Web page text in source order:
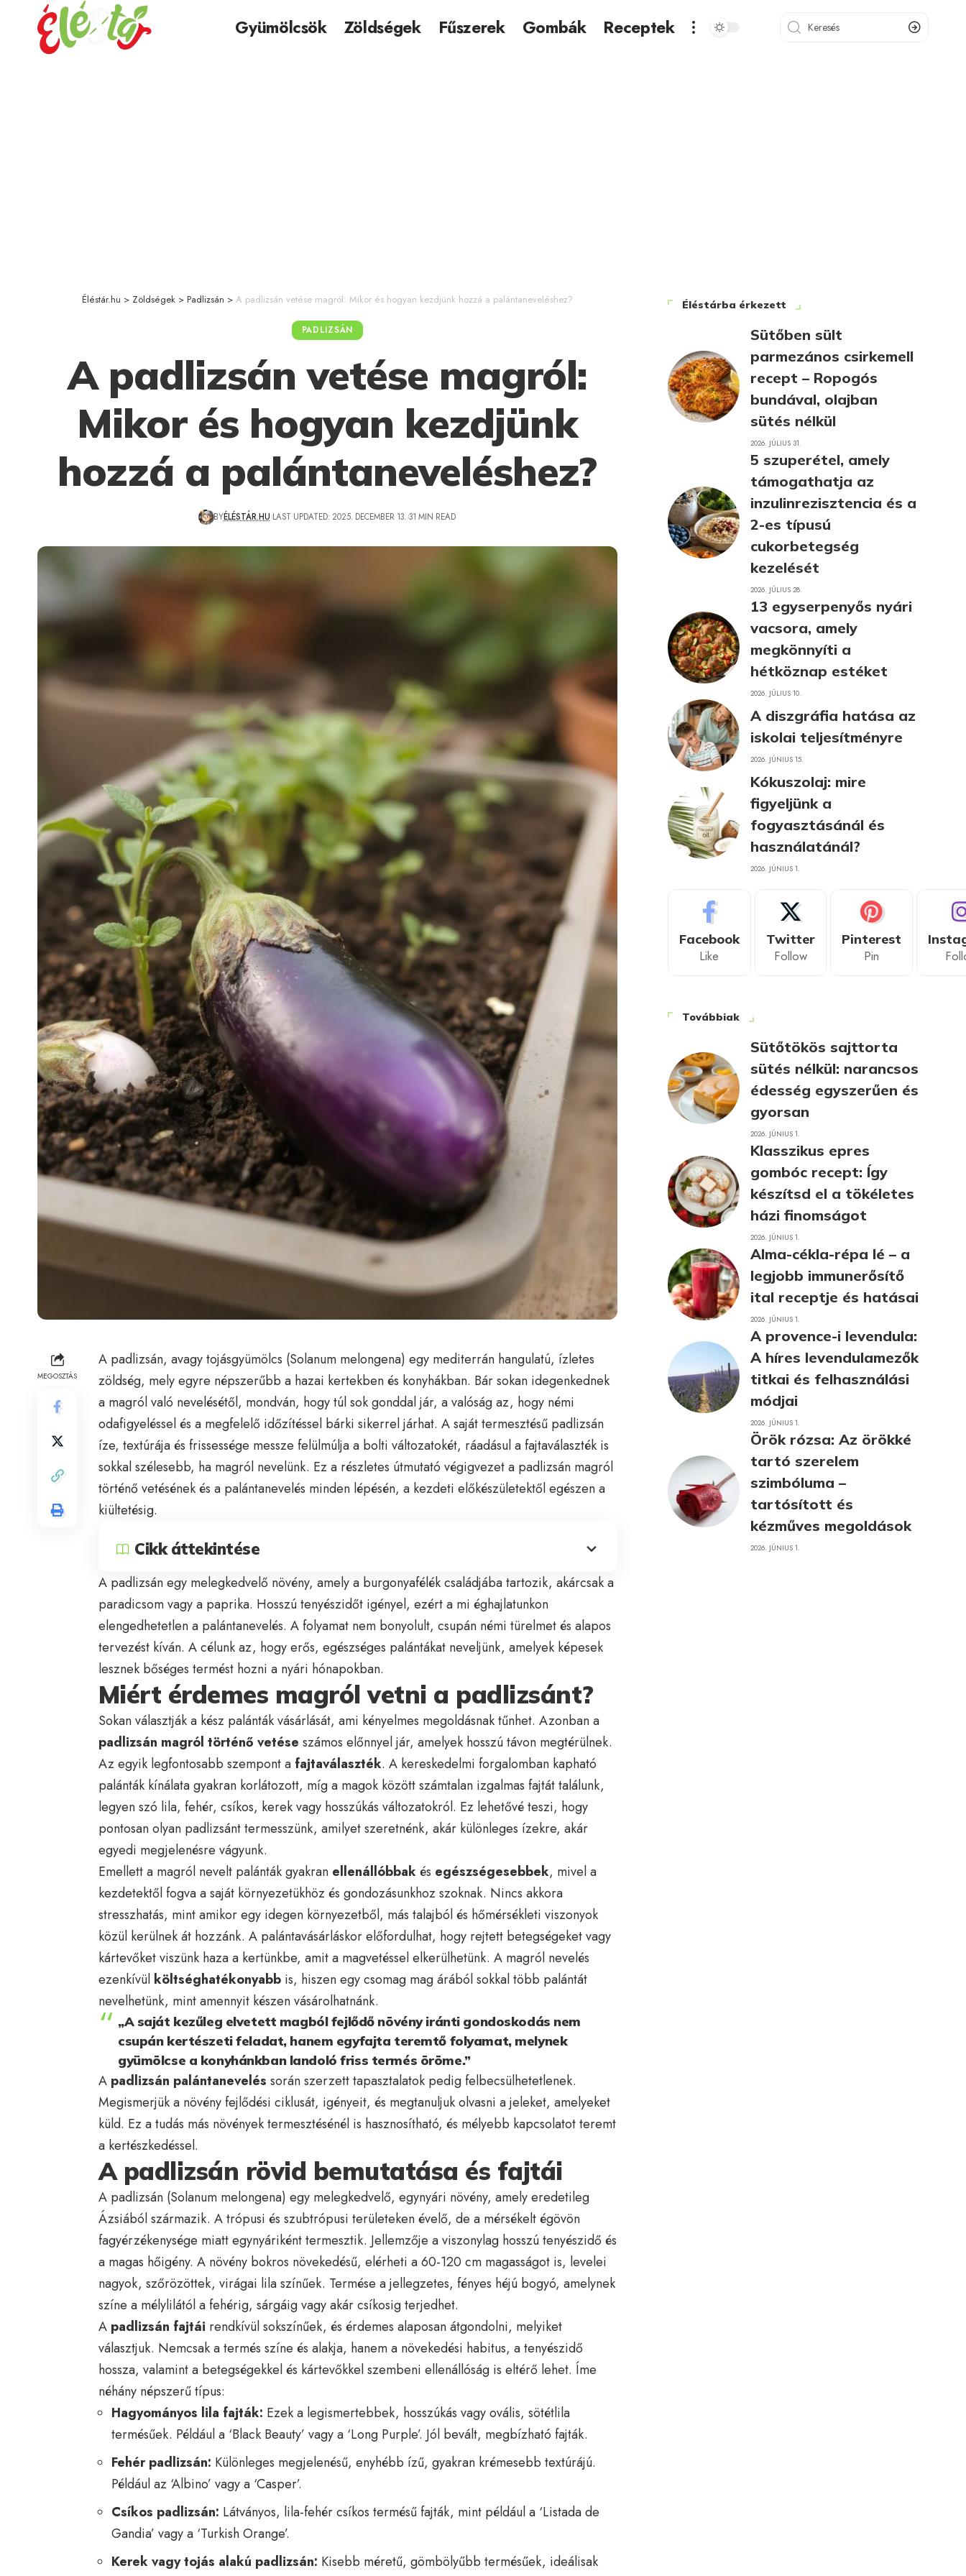
Gyümölcsök Zöldségek Fűszerek Gombák Receptek
Éléstár.hu > Zöldségek> Padlizsán > A padlizsán vetése magról: Mikor és hogyan kezdjünk hozzá a palántaneveléshez?
PADLIZSÁN
A padlizsán vetése magról:
Mikor és hogyan kezdjünk
hozzá a palántaneveléshez?
BYÉLÉSTÁR.HU LAST UPDATED: 2025. DECEMBER 13. 31 MIN READ
MEGOSZTÁS
A padlizsán, avagy tojásgyümölcs (Solanum melongena) egy mediterrán hangulatú, ízletes
zöldség, mely egyre népszerűbb a hazai kertekben és konyhákban. Bár sokan idegenkednek
a magról való nevelésétől, mondván, hogy túl sok gonddal jár, a valóság az, hogy némi
odafigyeléssel és a megfelelő időzítéssel bárki sikerrel járhat. A saját termesztésű padlizsán
íze, textúrája és frissessége messze felülmúlja a bolti változatokét, ráadásul a fajtaválaszték is
sokkal szélesebb, ha magról nevelünk. Ez a részletes útmutató végigvezet a padlizsán magról
történő vetésének és a palántanevelés minden lépésén, a kezdeti előkészületektől egészen a
kiültetésig.
Cikk áttekintése
A padlizsán egy melegkedvelő növény, amely a burgonyafélék családjába tartozik, akárcsak a
paradicsom vagy a paprika. Hosszú tenyészidőt igényel, ezért a mi éghajlatunkon
elengedhetetlen a palántanevelés. A folyamat nem bonyolult, csupán némi türelmet és alapos
tervezést kíván. A célunk az, hogy erős, egészséges palántákat neveljünk, amelyek képesek
lesznek bőséges termést hozni a nyári hónapokban.
Miért érdemes magról vetni a padlizsánt?
Sokan választják a kész palánták vásárlását, ami kényelmes megoldásnak tűnhet. Azonban a
padlizsán magról történő vetése számos előnnyel jár, amelyek hosszú távon megtérülnek.
Az egyik legfontosabb szempont a fajtaválaszték. A kereskedelmi forgalomban kapható
palánták kínálata gyakran korlátozott, míg a magok között számtalan izgalmas fajtát találunk,
legyen szó lila, fehér, csíkos, kerek vagy hosszúkás változatokról. Ez lehetővé teszi, hogy
pontosan olyan padlizsánt termesszünk, amilyet szeretnénk, akár különleges ízekre, akár
egyedi megjelenésre vágyunk.
Emellett a magról nevelt palánták gyakran ellenállóbbakés egészségesebbek, mivel a
kezdetektől fogva a saját környezetükhöz és gondozásunkhoz szoknak. Nincs akkora
stresszhatás, mint amikor egy idegen környezetből, más talajból és hőmérsékleti viszonyok
közül kerülnek át hozzánk. A palántavásárláskor előfordulhat, hogy rejtett betegségeket vagy
kártevőket viszünk haza a kertünkbe, amit a magvetéssel elkerülhetünk. A magról nevelés
ezenkívül költséghatékonyabb is, hiszen egy csomag mag árából sokkal több palántát
nevelhetünk, mint amennyit készen vásárolhatnánk.
„A saját kezűleg elvetett magból fejlődő növény iránti gondoskodás nem
csupán kertészeti feladat, hanem egyfajta teremtő folyamat, melynek
gyümölcse a konyhánkban landoló friss termés öröme.”
A padlizsán palántanevelés során szerzett tapasztalatok pedig felbecsülhetetlenek.
Megismerjük a növény fejlődési ciklusát, igényeit, és megtanuljuk olvasni a jeleket, amelyeket
küld. Ez a tudás más növények termesztésénél is hasznosítható, és mélyebb kapcsolatot teremt
a kertészkedéssel.
A padlizsán rövid bemutatása és fajtái
A padlizsán (Solanum melongena) egy melegkedvelő, egynyári növény, amely eredetileg
Ázsiából származik. A trópusi és szubtrópusi területeken évelő, de a mérsékelt égövön
fagyérzékenysége miatt egynyáriként termesztik. Jellemzője a viszonylag hosszú tenyészidő és
a magas hőigény. A növény bokros növekedésű, elérheti a 60-120 cm magasságot is, levelei
nagyok, szőrözöttek, virágai lila színűek. Termése a jellegzetes, fényes héjú bogyó, amelynek
színe a mélylilától a fehérig, sárgáig vagy akár csíkosig terjedhet.
A padlizsán fajtái rendkívül sokszínűek, és érdemes alaposan átgondolni, melyiket
választjuk. Nemcsak a termés színe és alakja, hanem a növekedési habitus, a tenyészidő
hossza, valamint a betegségekkel és kártevőkkel szembeni ellenállóság is eltérő lehet. Íme
néhány népszerű típus:
Hagyományos lila fajták: Ezek a legismertebbek, hosszúkás vagy ovális, sötétlila
termésűek. Például a ‘Black Beauty’ vagy a ‘Long Purple’. Jól bevált, megbízható fajták.
Fehér padlizsán: Különleges megjelenésű, enyhébb ízű, gyakran krémesebb textúrájú.
Például az ‘Albino’ vagy a ‘Casper’.
Csíkos padlizsán: Látványos, lila-fehér csíkos termésű fajták, mint például a ‘Listada de
Gandia’ vagy a ‘Turkish Orange’.
Kerek vagy tojás alakú padlizsán: Kisebb méretű, gömbölyűbb termésűek, ideálisak
Éléstárba érkezett
Sütőben sült
parmezános csirkemell
recept – Ropogós
bundával, olajban
sütés nélkül
2026. JÚLIUS 31.
5 szuperétel, amely
támogathatja az
inzulinrezisztencia és a
2-es típusú
cukorbetegség
kezelését
2026. JÚLIUS 28.
13 egyserpenyős nyári
vacsora, amely
megkönnyíti a
hétköznap estéket
2026. JÚLIUS 10.
A diszgráfia hatása az
iskolai teljesítményre
2026. JÚNIUS 15.
Kókuszolaj: mire
figyeljünk a
fogyasztásánál és
használatánál?
2026. JÚNIUS 1.
Facebook
Like
Twitter
Follow
Pinterest
Pin
Továbbiak
Sütőtökös sajttorta
sütés nélkül: narancsos
édesség egyszerűen és
gyorsan
2026. JÚNIUS 1.
Klasszikus epres
gombóc recept: Így
készítsd el a tökéletes
házi finomságot
2026. JÚNIUS 1.
Alma-cékla-répa lé – a
legjobb immunerősítő
ital receptje és hatásai
2026. JÚNIUS 1.
A provence-i levendula:
A híres levendulamezők
titkai és felhasználási
módjai
2026. JÚNIUS 1.
Örök rózsa: Az örökké
tartó szerelem
szimbóluma –
tartósított és
kézműves megoldások
2026. JÚNIUS 1.